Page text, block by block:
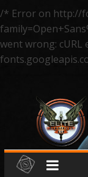
/* Error on http://
went wrong: cURL